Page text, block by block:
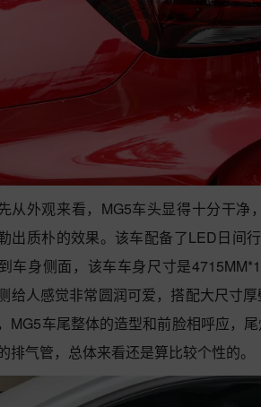
从外观来看，MG5车头显得十分干
出质朴的效果。该车配备了LED日间
车身侧面，该车车身尺寸是
给人感觉非常圆润可爱，搭配大尺寸
MG5车尾整体的造型和前脸相呼应，
排气管，总体来看还是算比较个性的。